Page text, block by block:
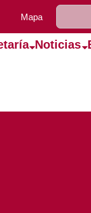
Mapa
Noticias